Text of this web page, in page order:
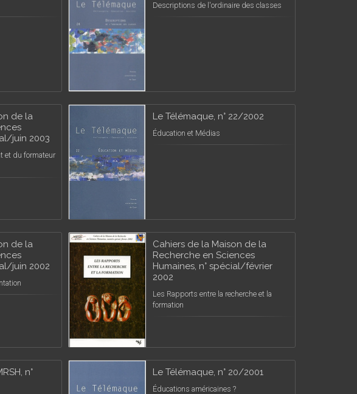
Descriptions de l'ordinaire des classes
de la
juin 2003
et du formateur
Le Télémaque, n° 22/2002
Éducation et Médias
de la
juin 2002
Cahiers de la Maison de la
Recherche en Sciences
Humaines, n° spécial/février
2002
Les Rapports entre la recherche et la
formation
n°
Le Télémaque, n° 20/2001
Éducations américaines ?